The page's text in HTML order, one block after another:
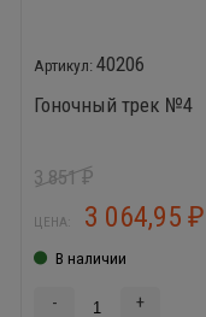
40206
Гоночный трек №4
3 851₽
ЦЕНА: 3 064,95 ₽
В наличии
- +